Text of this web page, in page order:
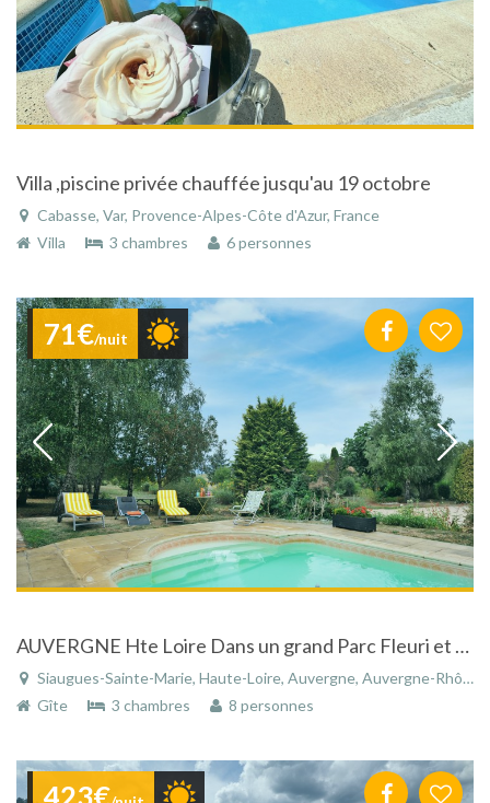
Villa ,piscine privée chauffée jusqu'au 19 octobre
Cabasse, Var, Provence-Alpes-Côte d'Azur, France
Villa
3 chambres 6 personnes
71€/nuit
AUVERGNE Hte Loire Dans un grand Parc Fleuri et Arboré GITE DE CHARME AVEC PISCINE
Siaugues-Sainte-Marie, Haute-Loire, Auvergne, Auvergne-Rhône-Alpes, France
Gîte
3 chambres 8 personnes